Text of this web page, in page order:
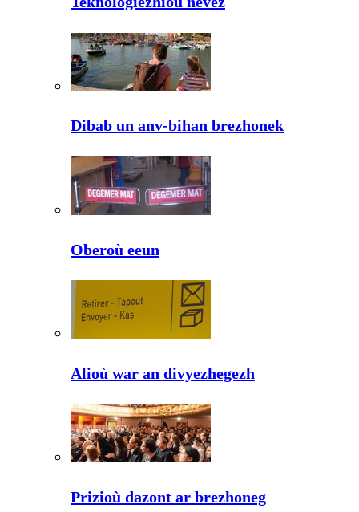
Dibab un anv-bihan brezhonek
Oberoù eeun
Alioù war an divyezhegezh
Prizioù dazont ar brezhoneg